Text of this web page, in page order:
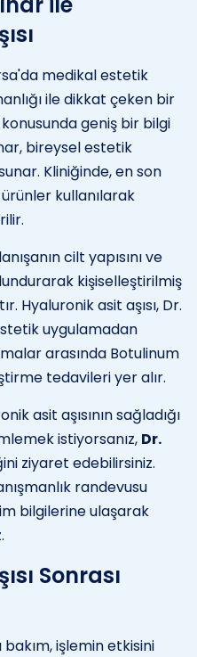
medikal estetik
ile dikkat çeken bir
konusunda geniş bir bilgi
bireysel estetik
Kliniğinde, en son
kullanılarak
cilt yapısını ve
kişiselleştirilmiş
Hyaluronik asit aşısı, Dr.
uygulamadan
arasında Botulinum
tedavileri yer alır.
asit aşısının sağladığı
istiyorsanız, Dr.
ziyaret edebilirsiniz.
randevusu
bilgilerine ulaşarak
Sonrası
bakım, işlemin etkisini